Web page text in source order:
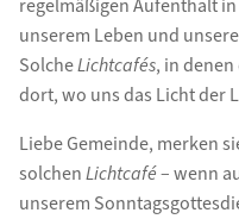
regelmäßigen Aufenthalt in
unserem Leben und
SolcheLichtcafés, in
dort, wo uns das Licht der
Liebe Gemeinde, merken
solchenLichtcafé– wenn
unserem